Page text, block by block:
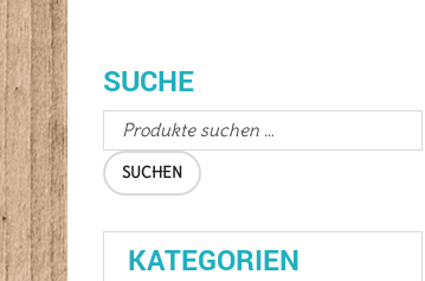
SUCHE
SUCHEN
KATEGORIEN